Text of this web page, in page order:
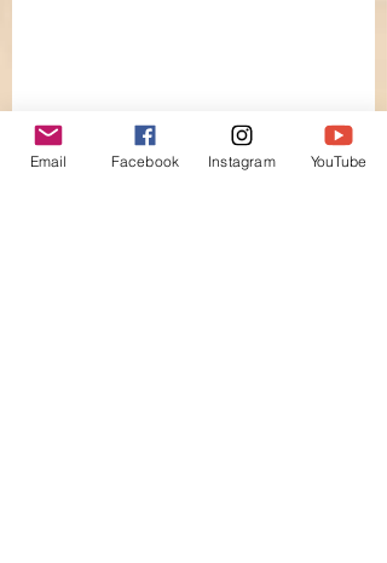
Email Facebook Instagram YouTube